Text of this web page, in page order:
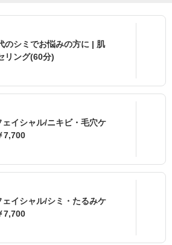
のシミでお悩みの方に | 肌
リング(60分)
ェイシャル/ニキビ・毛穴ケ
ェイシャル/シミ・たるみケ